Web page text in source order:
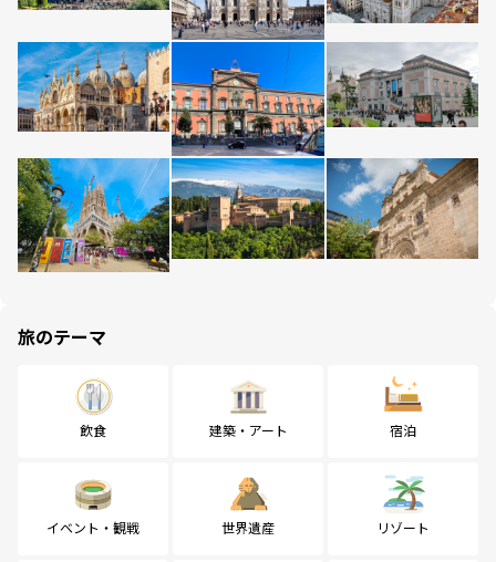
旅のテーマ
飲食 建築・アート 宿泊
イベント・観戦 世界遺産 リゾート